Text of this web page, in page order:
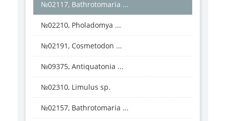
№02117, Bathrotomaria ...
№02210, Pholadomya ...
№02191, Cosmetodon ...
№09375, Antiquatonia ...
№02310, Limulus sp.
№02157, Bathrotomaria ...